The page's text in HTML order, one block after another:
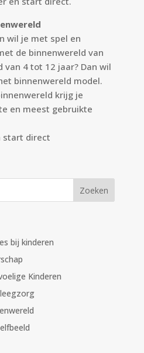
wil je met spel en
de binnenwereld van
4 tot 12 jaar? Dan wil
binnenwereld model.
krijg je
en meest gebruikte
start direct
bij kinderen
Kinderen